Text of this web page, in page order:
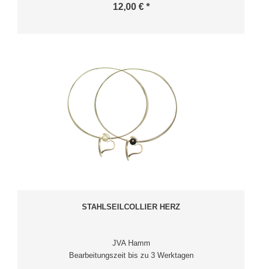
12,00 € *
STAHLSEILCOLLIER HERZ
JVA Hamm
Bearbeitungszeit bis zu 3 Werktagen